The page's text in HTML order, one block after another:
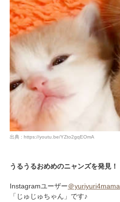
出典 : https://youtu.be/YZto2gqEOmA
うるうるおめめのニャンズを発見！
Instagramユーザー＠yuriyuri4mama
「じゅじゅちゃん」です♪